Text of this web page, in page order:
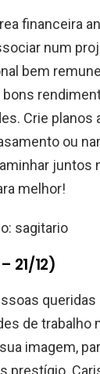
financeira
num
bem
Crie planos
ou
juntos
melhor!
21/12)
queridas
de trabalho
imagem,
prestígio.